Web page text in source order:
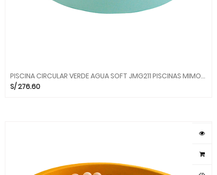
PISCINA CIRCULAR VERDE AGUA SOFT JMG211 PISCINAS MIMOS MGO
S/276.60